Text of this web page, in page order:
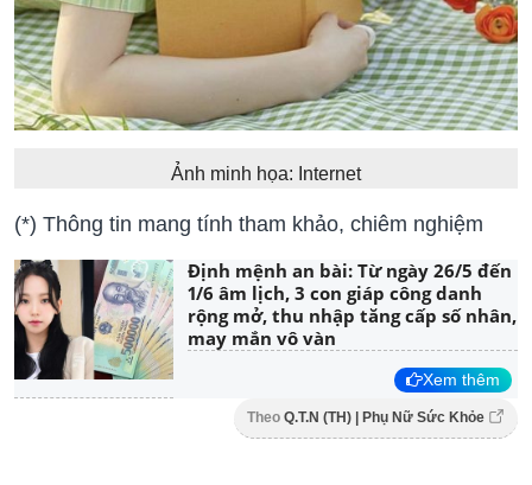
Ảnh minh họa: Internet
(*) Thông tin mang tính tham khảo, chiêm nghiệm
Định mệnh an bài: Từ ngày 26/5 đến
1/6 âm lịch, 3 con giáp công danh
rộng mở, thu nhập tăng cấp số nhân,
may mắn vô vàn
Xem thêm
Theo Q.T.N (TH) | Phụ Nữ Sức Khỏe